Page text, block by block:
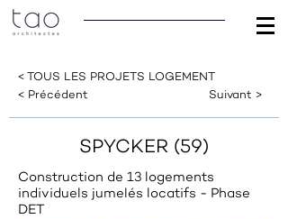
< TOUS LES PROJETS LOGEMENT
< Précédent
Suivant >
SPYCKER (59)
Construction de 13 logements
individuels jumelés locatifs - Phase
DET